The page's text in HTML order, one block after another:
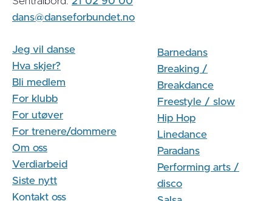
dans@danseforbundet.no
Jeg vil danse
Hva skjer?
Bli medlem
For klubb
For utøver
For trenere/dommere
Om oss
Verdiarbeid
Siste nytt
Kontakt oss
Barnedans
Breaking /
Breakdance
Freestyle / slow
Hip Hop
Linedance
Paradans
Performing arts /
disco